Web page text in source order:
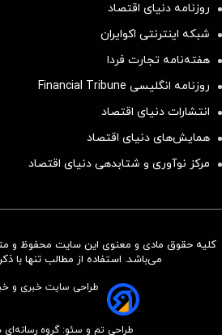
روزنامه دنیای اقتصاد
شبکه اینترنتی اکوایران
هفته‌نامه تجارت فردا
روزنامه انگلیسی Financial Tribune
انتشارات دنیای اقتصاد
همایش‌های دنیای اقتصاد
مرکز نوآوری و شتابدهی دنیای اقتصاد
کلیه حقوق مادی و معنوی این سایت محفوظ و
می‌باشد. استفاده از مطالب تنها با
طراحی سایت خبری و
طراحی تم و سئو: گروه رسانه‌ای